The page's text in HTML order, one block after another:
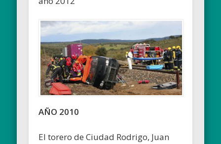
AÑO 2010
El torero de Ciudad Rodrigo, Juan